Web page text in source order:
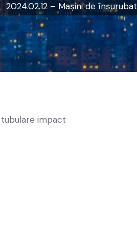
2024.02.12 – Mașini de
tubulare impact